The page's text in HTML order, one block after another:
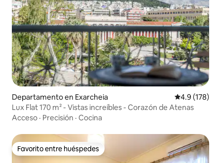
Departamento en Exarcheia Calificación
4.9 (178)
Lux Flat 170 m² - Vistas increíbles - Corazón de Atenas
Acceso · Precisión · Cocina
Favorito entre huéspedes
Favorito entre huéspedes